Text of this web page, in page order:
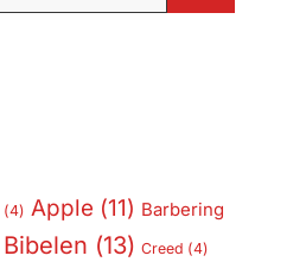
(4) Apple (11) Barbering
Bibelen (13) Creed (4)